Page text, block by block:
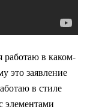
работаю в каком-
это заявление
в стиле
элементами